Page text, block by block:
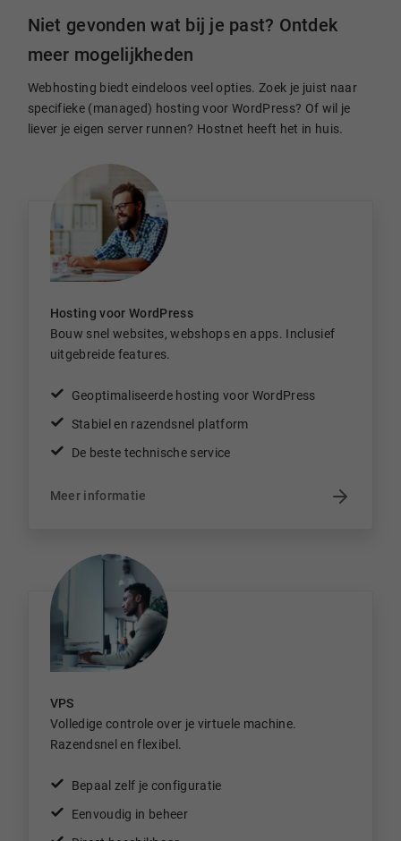
Niet gevonden wat bij je past? Ontdek
meer mogelijkheden
Webhosting biedt eindeloos veel opties. Zoek je juist naar
specifieke (managed) hosting voor WordPress? Of wil je
liever je eigen server runnen? Hostnet heeft het in huis.
Hosting voor WordPress
Bouw snel websites, webshops en apps. Inclusief
uitgebreide features.
Geoptimaliseerde hosting voor WordPress
Stabiel en razendsnel platform
De beste technische service
Meer informatie
VPS
Volledige controle over je virtuele machine.
Razendsnel en flexibel.
Bepaal zelf je configuratie
Eenvoudig in beheer